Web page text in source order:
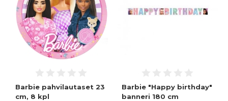
Barbie pahvilautaset 23
cm, 8 kpl
Barbie "Happy birthday"
banneri 180 cm